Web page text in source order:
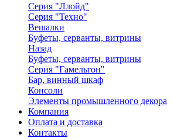
Серия "Ллойд"
Серия "Техно"
Вешалки
Буфеты, серванты, витрины
Назад
Буфеты, серванты, витрины
Серия "Гамельтон"
Бар, винный шкаф
Консоли
Элементы промышленного декора
Компания
Оплата и доставка
Контакты